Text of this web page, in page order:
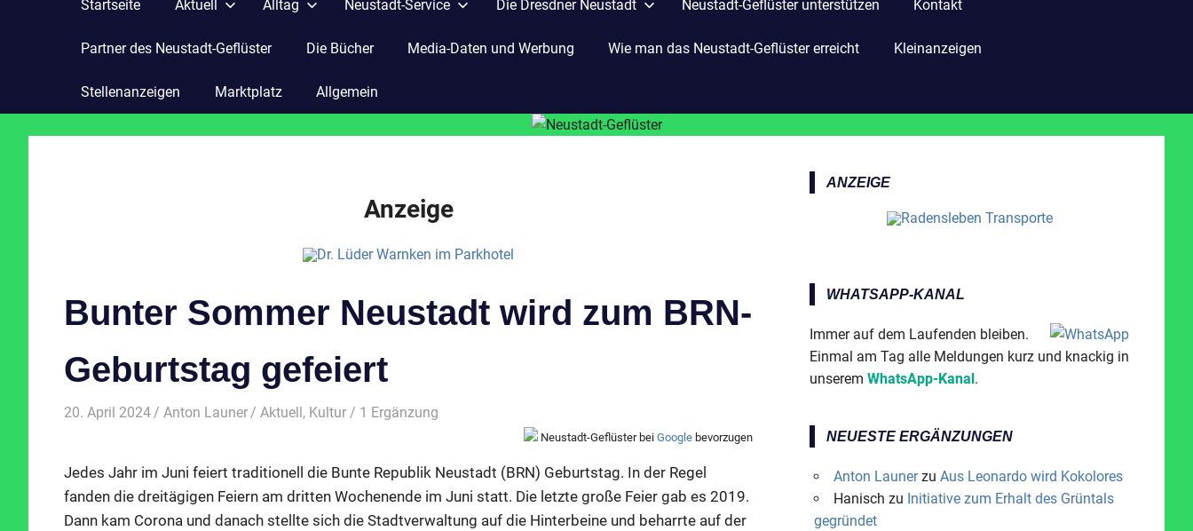
Startseite Aktuell Alltag Neustadt-Service Die Dresdner Neustadt Neustadt-Geflüster unterstützen Kontakt
Partner des Neustadt-Geflüster Die Bücher Media-Daten und Werbung Wie man das Neustadt-Geflüster erreicht Kleinanzeigen
Stellenanzeigen Marktplatz Allgemein
Anzeige
Bunter Sommer Neustadt wird zum BRN-
Geburtstag gefeiert
20. April 2024 Anton Launer Aktuell, Kultur / 1 Ergänzung
Neustadt-Geflüster bei Google bevorzugen
Jedes Jahr im Juni feiert traditionell die Bunte Republik Neustadt (BRN) Geburtstag. In der Regel
fanden die dreitägigen Feiern am dritten Wochenende im Juni statt. Die letzte große Feier gab es 2019.
Dann kam Corona und danach stellte sich die Stadtverwaltung auf die Hinterbeine und beharrte auf der
ANZEIGE
WHATSAPP-KANAL
Immer auf dem Laufenden bleiben.
Einmal am Tag alle Meldungen kurz und knackig in
unserem WhatsApp-Kanal.
NEUESTE ERGÄNZUNGEN
Anton Launerzu Aus Leonardo wird Kokolores
Hanisch zu Initiative zum Erhalt des Grüntals
gegründet